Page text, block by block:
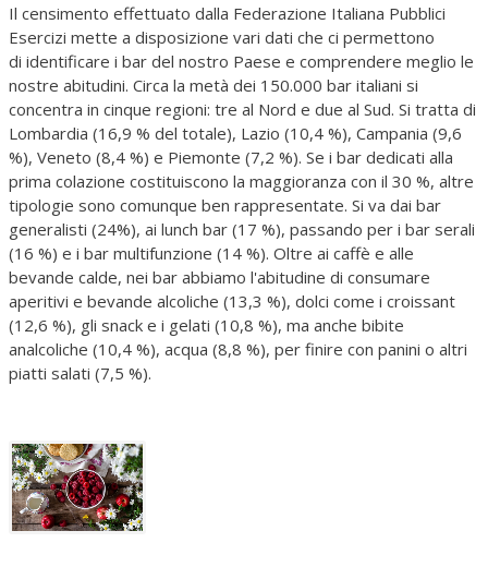
Il censimento effettuato dalla Federazione Italiana Pubblici
Esercizi mette a disposizione vari dati che ci permettono
di identificare i bar del nostro Paese e comprendere meglio le
nostre abitudini. Circa la metà dei 150.000 bar italiani si
concentra in cinque regioni: tre al Nord e due al Sud. Si tratta di
Lombardia (16,9 % del totale), Lazio (10,4 %), Campania (9,6
%), Veneto (8,4 %) e Piemonte (7,2 %). Se i bar dedicati alla
prima colazione costituiscono la maggioranza con il 30 %, altre
tipologie sono comunque ben rappresentate. Si va dai bar
generalisti (24%), ai lunch bar (17 %), passando per i bar serali
(16 %) e i bar multifunzione (14 %). Oltre ai caffè e alle
bevande calde, nei bar abbiamo l'abitudine di consumare
aperitivi e bevande alcoliche (13,3 %), dolci come i croissant
(12,6 %), gli snack e i gelati (10,8 %), ma anche bibite
analcoliche (10,4 %), acqua (8,8 %), per finire con panini o altri
piatti salati (7,5 %).